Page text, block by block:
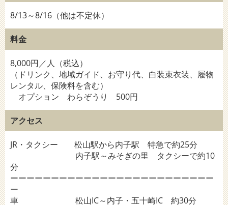
8/13～8/16（他は不定休）
料金
8,000円／人（税込）
（ドリンク、地域ガイド、お守り代、白装束衣装、履物
レンタル、保険料を含む）
オプション わらぞうり 500円
アクセス
JR・タクシー 松山駅から内子駅 特急で約25分
内子駅～みそぎの里 タクシーで約10
分
ーーーーーーーーーーーーーーーーーーーーーーーーー
ー
車 松山IC～内子・五十崎IC 約30分